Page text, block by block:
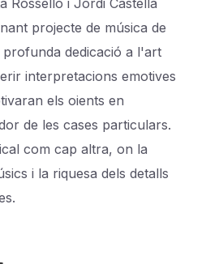
Rosselló i Jordi Castellà
projecte de música de
dedicació a l'art
interpretacions emotives
els oients en
de les cases particulars.
com cap altra, on la
i la riquesa dels detalls